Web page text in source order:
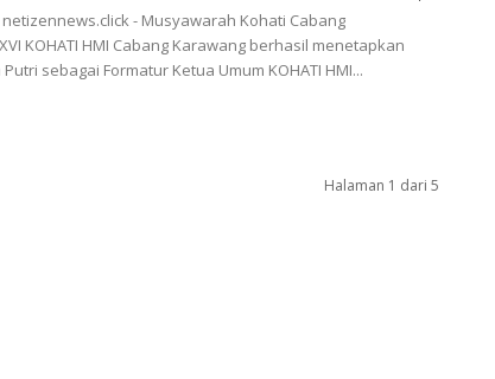
netizennews.click - Musyawarah Kohati Cabang
KOHATI HMI Cabang Karawang berhasil menetapkan
sebagai Formatur Ketua Umum KOHATI HMI...
Halaman 1 dari 5